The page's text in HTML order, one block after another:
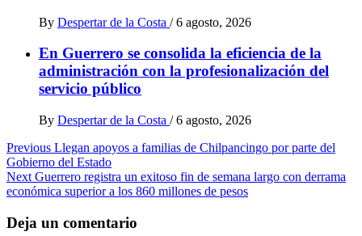
By Despertar de la Costa / 6 agosto, 2026
En Guerrero se consolida la eficiencia de la
administración con la profesionalización del
servicio público
By Despertar de la Costa / 6 agosto, 2026
Post
navigation
Previous Llegan apoyos a familias de Chilpancingo por parte del
Gobierno del Estado
Next Guerrero registra un exitoso fin de semana largo con derrama
económica superior a los 860 millones de pesos
Deja un comentario